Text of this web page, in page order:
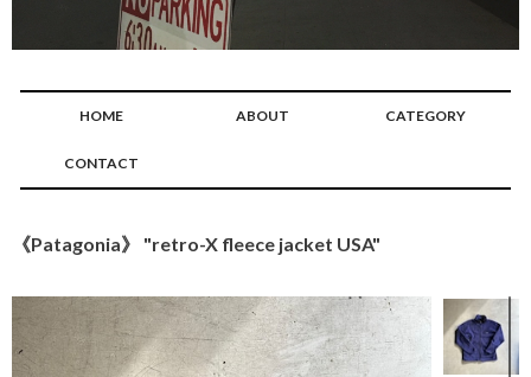
HOME ABOUT CATEGORY
CONTACT
《Patagonia》 "retro-X fleece jacket USA"